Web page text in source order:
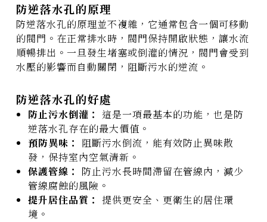
防逆落水孔的原理
防逆落水孔的原理並不複雜，它通常包含一個可移動
的閥門。在正常排水時，閥門保持開啟狀態，讓水流
順暢排出。一旦發生堵塞或倒灌的情況，閥門會受到
水壓的影響而自動關閉，阻斷污水的逆流。
防逆落水孔的好處
防止污水倒灌：
這是一項最基本的功能，也是防
逆落水孔存在的最大價值。
預防異味：
阻斷污水倒流，能有效防止異味散
發，保持室內空氣清新。
保護管線：
防止污水長時間滯留在管線內，減少
管線腐蝕的風險。
提升居住品質： 提供更安全、更衛生的居住環
境。